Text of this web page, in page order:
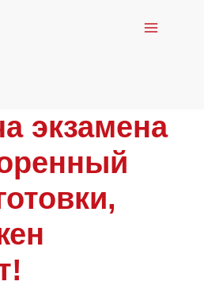
экзамена